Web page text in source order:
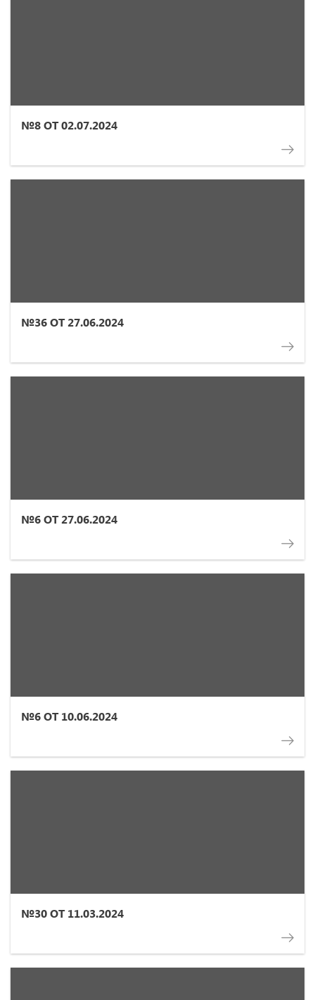
№8 ОТ 02.07.2024
№36 ОТ 27.06.2024
№6 ОТ 27.06.2024
№6 ОТ 10.06.2024
№30 ОТ 11.03.2024